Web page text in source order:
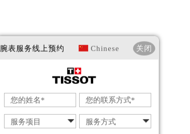
腕表服务线上预约 Chinese 关闭